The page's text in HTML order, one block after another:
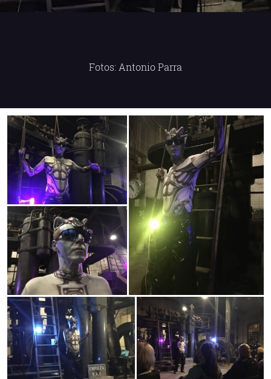
Fotos: Antonio Parra